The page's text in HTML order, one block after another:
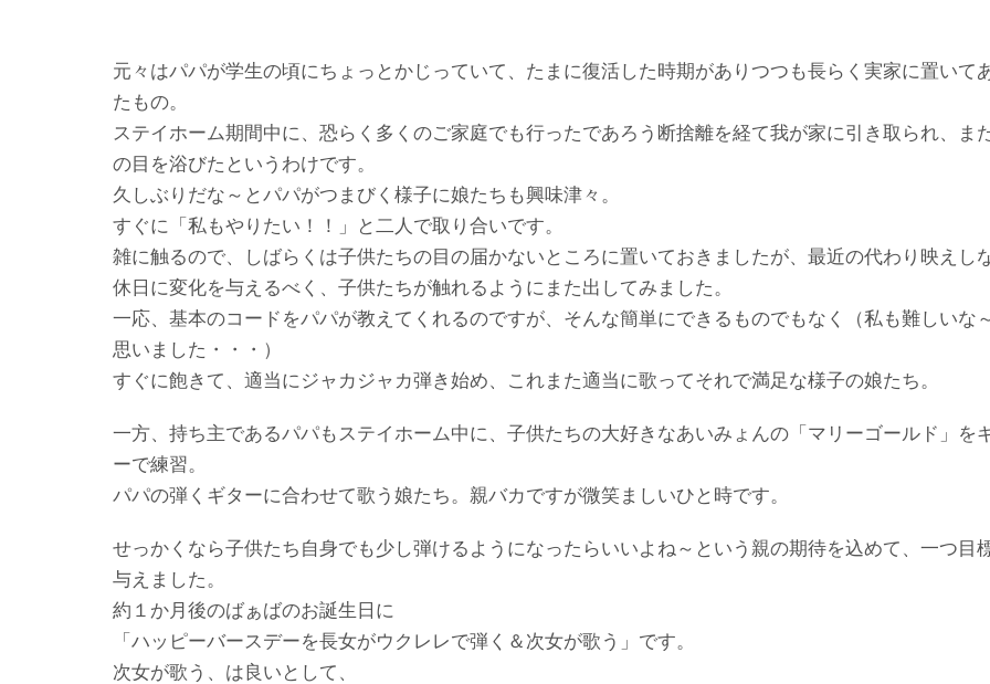
元々はパパが学生の頃にちょっとかじっていて、たまに復活した時期がありつつも長らく実家に置いて
たもの。
ステイホーム期間中に、恐らく多くのご家庭でも行ったであろう断捨離を経て我が家に引き取られ、ま
の目を浴びたというわけです。
久しぶりだな～とパパがつまびく様子に娘たちも興味津々。
すぐに「私もやりたい！！」と二人で取り合いです。
雑に触るので、しばらくは子供たちの目の届かないところに置いておきましたが、最近の代わり映えし
休日に変化を与えるべく、子供たちが触れるようにまた出してみました。
一応、基本のコードをパパが教えてくれるのですが、そんな簡単にできるものでもなく（私も難しいな
思いました・・・）
すぐに飽きて、適当にジャカジャカ弾き始め、これまた適当に歌ってそれで満足な様子の娘たち。
一方、持ち主であるパパもステイホーム中に、子供たちの大好きなあいみょんの「マリーゴールド」を
ーで練習。
パパの弾くギターに合わせて歌う娘たち。親バカですが微笑ましいひと時です。
せっかくなら子供たち自身でも少し弾けるようになったらいいよね～という親の期待を込めて、一つ目
与えました。
約１か月後のばぁばのお誕生日に
「ハッピーバースデーを長女がウクレレで弾く＆次女が歌う」です。
次女が歌う、は良いとして、